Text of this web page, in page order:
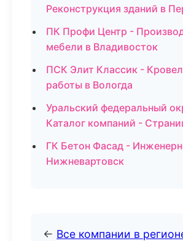
Реконструкция зданий в
ПК Профи Центр -
мебели в Владивосток
ПСК Элит Классик -
работы в Вологда
Уральский федеральный
Каталог компаний -
ГК Бетон Фасад -
Нижневартовск
← Все компании в